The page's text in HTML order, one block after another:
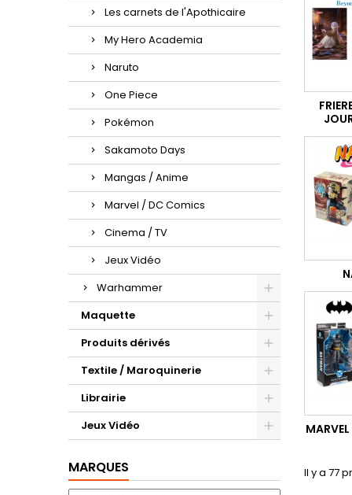
Les carnets de l'Apothicaire
My Hero Academia
Naruto
One Piece
Pokémon
Sakamoto Days
Mangas / Anime
Marvel / DC Comics
Cinema / TV
Jeux Vidéo
Warhammer
Maquette
Produits dérivés
Textile / Maroquinerie
Librairie
Jeux Vidéo
MARQUES Il y a 77